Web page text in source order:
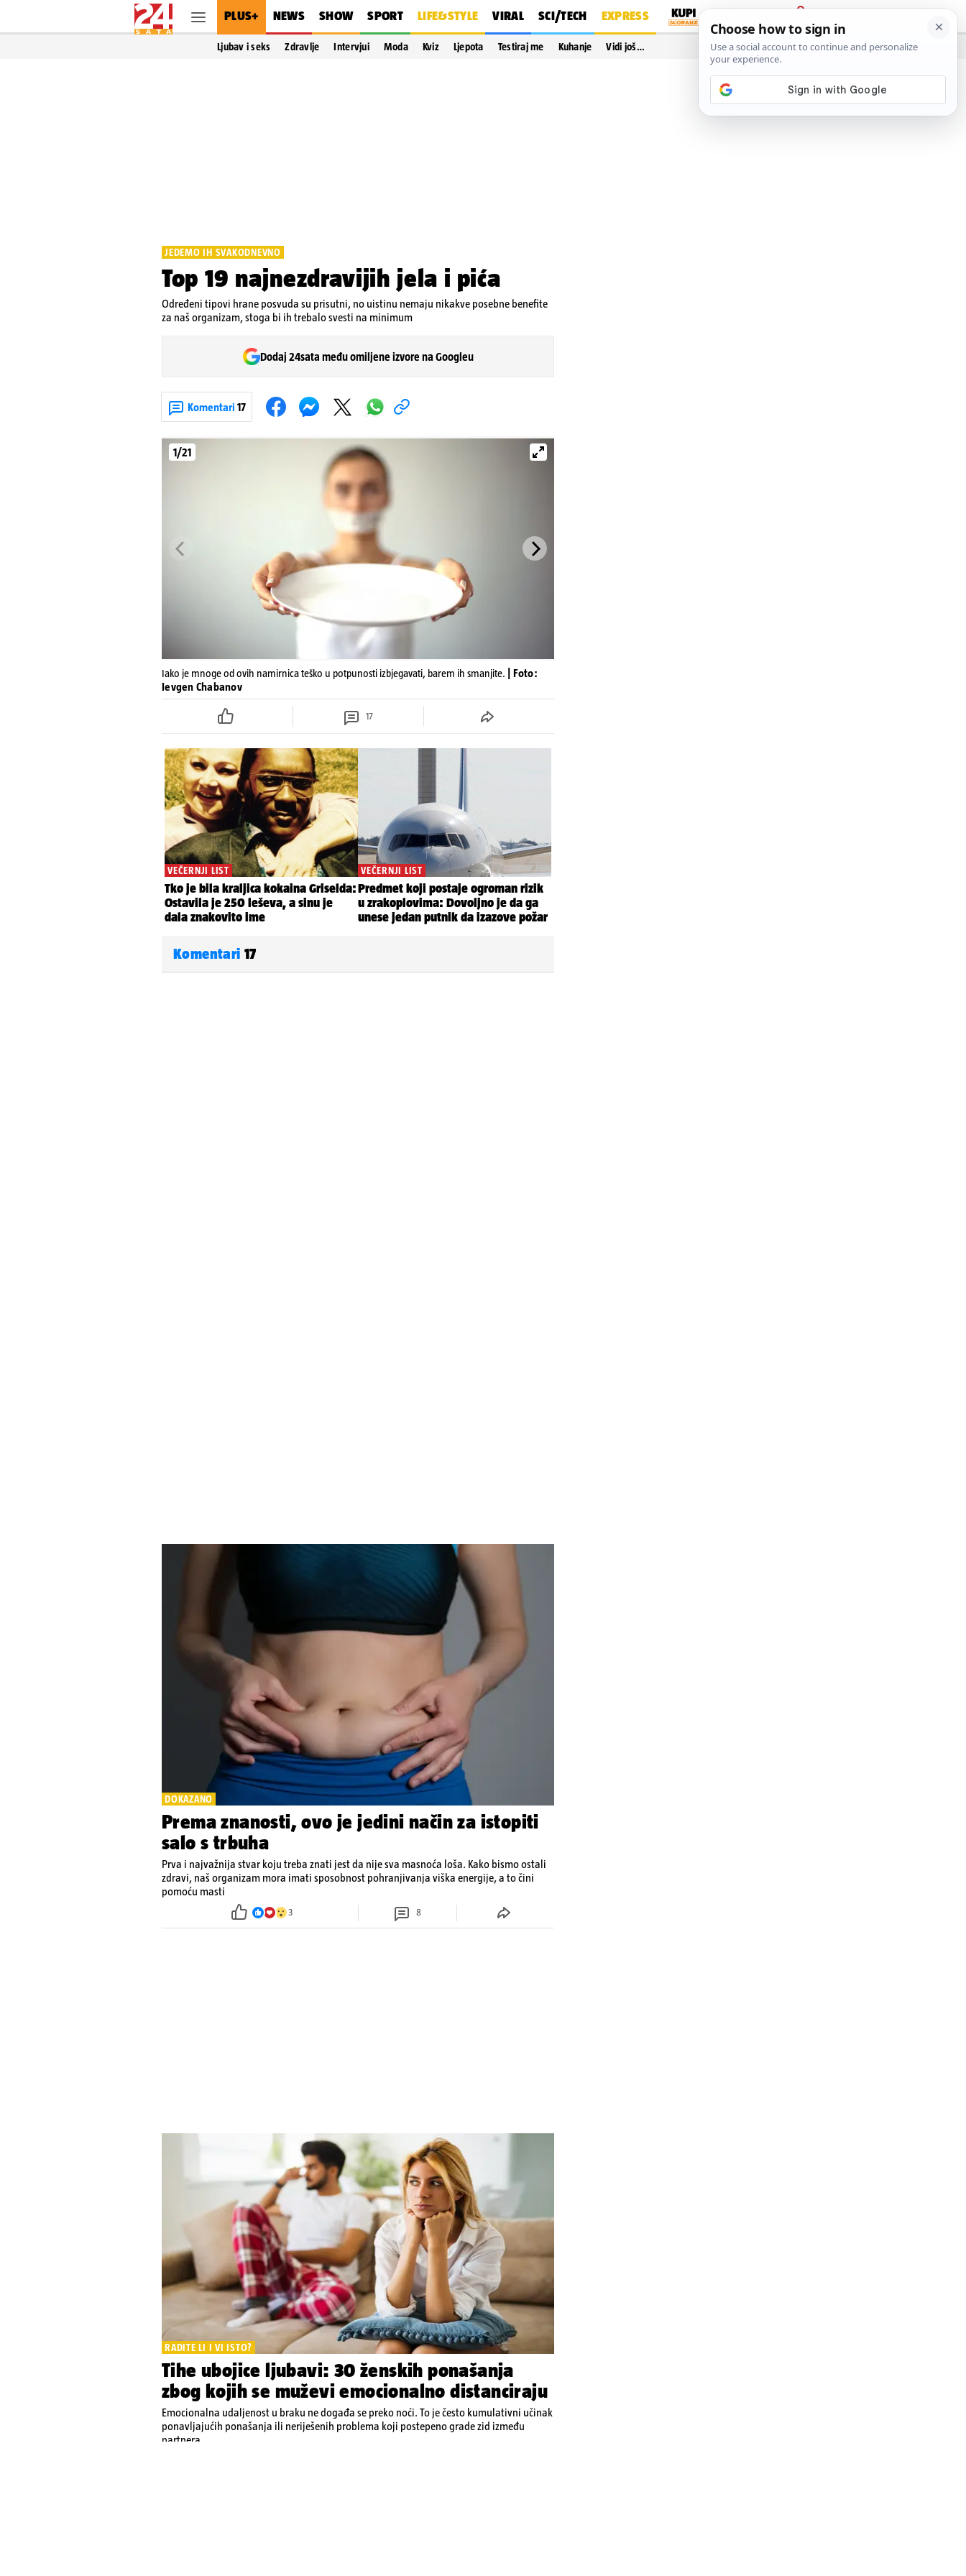
PLUS+ NEWS SHOW SPORT LIFE&STYLE VIRAL SCI/TECH EXPRESS
PRIJAVA
Ljubav i seks Zdravlje Intervjui Moda Kviz Ljepota Testiraj me Kuhanje Vidi još…
JEDEMO IH SVAKODNEVNO
Top 19 najnezdravijih jela i pića
Određeni tipovi hrane posvuda su prisutni, no uistinu nemaju nikakve posebne benefite
za naš organizam, stoga bi ih trebalo svesti na minimum
Dodaj 24sata među omiljene izvore na Googleu
Komentari 17
1/21
Iako je mnoge od ovih namirnica teško u potpunosti izbjegavati, barem ih smanjite.
| Foto:
Ievgen Chabanov
17
Komentari 17
DOKAZANO
Prema znanosti, ovo je jedini način za istopiti
salo s trbuha
Prva i najvažnija stvar koju treba znati jest da nije sva masnoća loša. Kako bismo ostali
zdravi, naš organizam mora imati sposobnost pohranjivanja viška energije, a to čini
pomoću masti
3 8
RADITE LI I VI ISTO?
Tihe ubojice ljubavi: 30 ženskih ponašanja
zbog kojih se muževi emocionalno distanciraju
Emocionalna udaljenost u braku ne događa se preko noći. To je često kumulativni učinak
ponavljajućih ponašanja ili neriješenih problema koji postepeno grade zid između
partnera